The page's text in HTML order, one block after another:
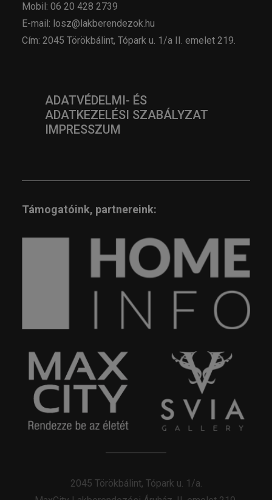
Mobil: 06 20 428 2739
E-mail: losz@lakberendezok.hu
Cím: 2045 Törökbálint, Tópark u. 1/a II. emelet 219.
ADATVÉDELMI- ÉS
ADATKEZELÉSI SZABÁLYZAT
IMPRESSZUM
Támogatóink, partnereink:
2045 Törökbálint, Tópark u. 1/a.